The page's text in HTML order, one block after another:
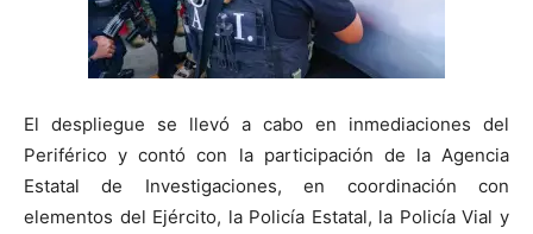
El despliegue se llevó a cabo en inmediaciones del
Periférico y contó con la participación de la Agencia
Estatal de Investigaciones, en coordinación con
elementos del Ejército, la Policía Estatal, la Policía Vial y